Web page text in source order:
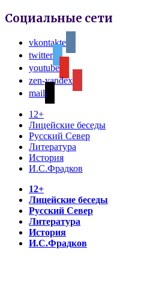
Социальные сети
vkontakte
twitter
youtube
zen-yandex
mail
12+
Лицейские беседы
Русский Север
Литература
История
И.С.Фрадков
12+
Лицейские беседы
Русский Север
Литература
История
И.С.Фрадков